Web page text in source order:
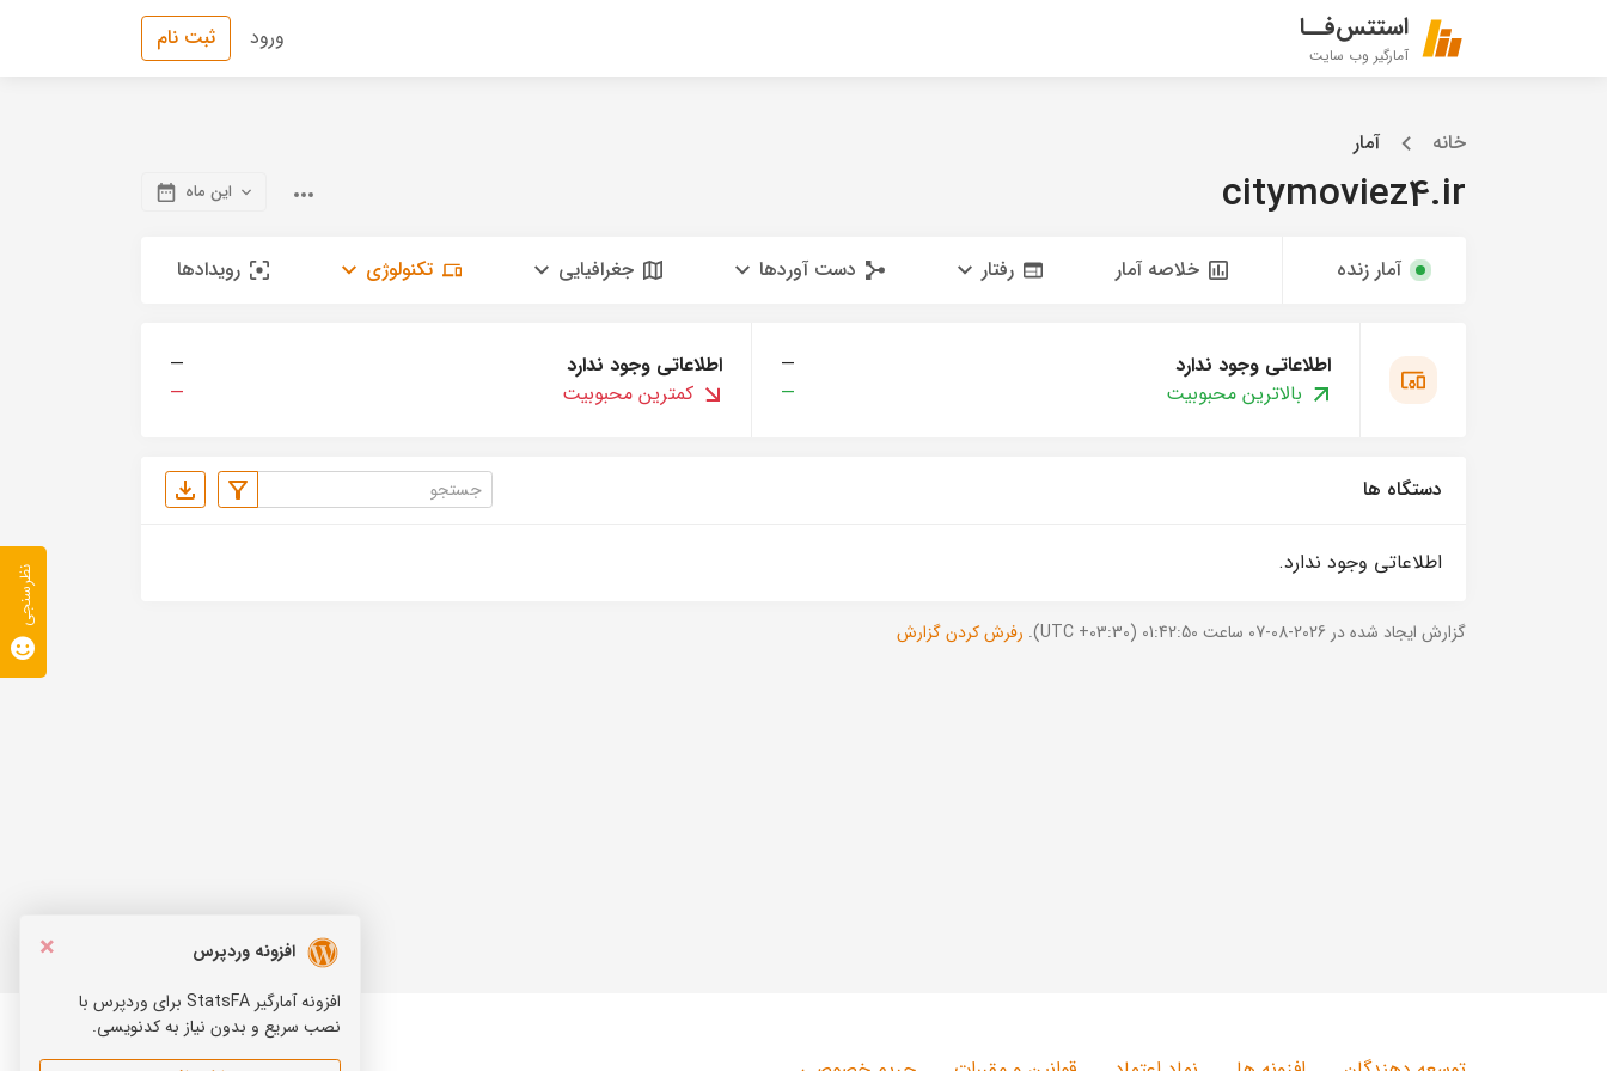
استتس‌فــا
آمارگیر وب سایت
ورود ثبت نام
خانه آمار
citymoviez4.ir این ماه
آمار زنده خلاصه آمار رفتار دست آوردها جغرافیایی تکنولوژی رویدادها
اطلاعاتی وجود ندارد
—
بالاترین محبوبیت
—
اطلاعاتی وجود ندارد
—
کمترین محبوبیت
—
دستگاه ها
اطلاعاتی وجود ندارد.
گزارش ایجاد شده در 2026-08-07 ساعت 01:42:50 (UTC +03:30). رفرش کردن گزارش
×
افزونه وردپرس
افزونه آمارگیر StatsFA برای وردپرس با
نصب سریع و بدون نیاز به کدنویسی.
نظرسنجی